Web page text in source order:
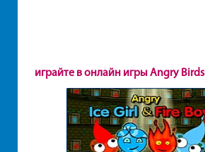
играйте в онлайн игры Angry Birds